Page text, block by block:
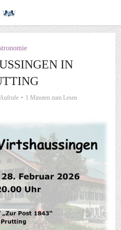
IN
1 Minuten zum Lesen